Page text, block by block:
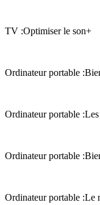
TV :Optimiser le son+
Ordinateur portable :
Ordinateur portable :Les
Ordinateur portable :
Ordinateur portable :Le